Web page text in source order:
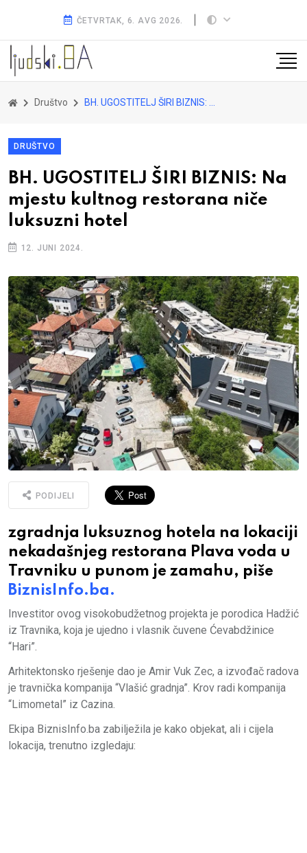
ČETVRTAK, 6. AVG 2026.
Društvo BH. UGOSTITELJ ŠIRI BIZNIS: Na mjestu kultnog restorana niče luksuzni hotel
DRUŠTVO
BH. UGOSTITELJ ŠIRI BIZNIS: Na
mjestu kultnog restorana niče
luksuzni hotel
12. JUNI 2024.
PODIJELI
zgradnja luksuznog hotela na lokaciji
nekadašnjeg restorana Plava voda u
Travniku u punom je zamahu, piše
BiznisInfo.ba.
Investitor ovog visokobudžetnog projekta je porodica Hadžić
iz Travnika, koja je ujedno i vlasnik čuvene Ćevabdžinice
“Hari”.
Arhitektonsko rješenje dao je Amir Vuk Zec, a izvođač radova
je travnička kompanija “Vlašić gradnja”. Krov radi kompanija
“Limometal” iz Cazina.
Ekipa BiznisInfo.ba zabilježila je kako objekat, ali i cijela
lokacija, trenutno izgledaju: